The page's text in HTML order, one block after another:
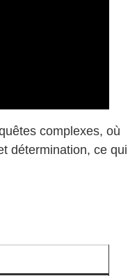
complexes, où
détermination, ce qui